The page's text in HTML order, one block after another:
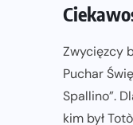
Zwycięzcy
Puchar
Spallino”.
kim był